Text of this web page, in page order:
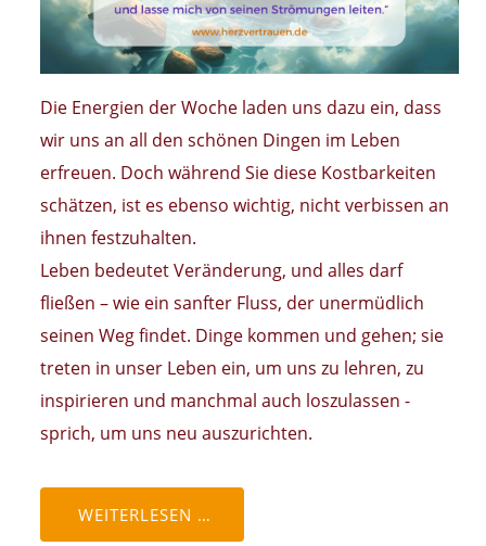
Die Energien der Woche laden uns dazu ein, dass
wir uns an all den schönen Dingen im Leben
erfreuen. Doch während Sie diese Kostbarkeiten
schätzen, ist es ebenso wichtig, nicht verbissen an
ihnen festzuhalten.
Leben bedeutet Veränderung, und alles darf
fließen – wie ein sanfter Fluss, der unermüdlich
seinen Weg findet. Dinge kommen und gehen; sie
treten in unser Leben ein, um uns zu lehren, zu
inspirieren und manchmal auch loszulassen -
sprich, um uns neu auszurichten.
WEITERLESEN …